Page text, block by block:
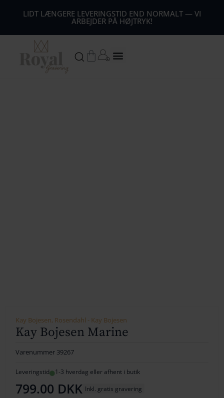
LIDT LÆNGERE LEVERINGSTID END NORMALT — VI
ARBEJDER PÅ HØJTRYK!
Kurv
54
Kay Bojesen, Rosendahl - Kay Bojesen
Kay Bojesen Marine
Varenummer 39267
Leveringstid 1-3 hverdag eller afhent i butik
799.00 DKK Inkl. gratis gravering